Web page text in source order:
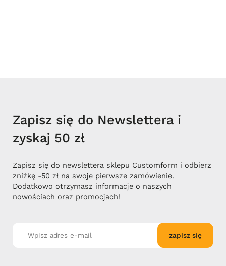
Zapisz się do Newslettera i
zyskaj 50 zł
Zapisz się do newslettera sklepu Customform i odbierz
zniżkę -50 zł na swoje pierwsze zamówienie.
Dodatkowo otrzymasz informacje o naszych
nowościach oraz promocjach!
zapisz się